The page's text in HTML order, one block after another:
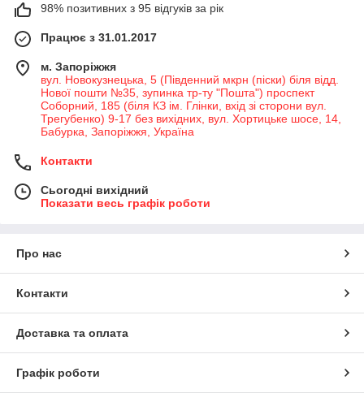
98% позитивних з 95 відгуків за рік
Працює з 31.01.2017
м. Запоріжжя
вул. Новокузнецька, 5 (Південний мкрн (піски) біля відд.
Нової пошти №35, зупинка тр-ту "Пошта") проспект
Соборний, 185 (біля КЗ ім. Глінки, вхід зі сторони вул.
Трегубенко) 9-17 без вихідних, вул. Хортицьке шосе, 14,
Бабурка, Запоріжжя, Україна
Контакти
Сьогодні вихідний
Показати весь графік роботи
Про нас
Контакти
Доставка та оплата
Графік роботи